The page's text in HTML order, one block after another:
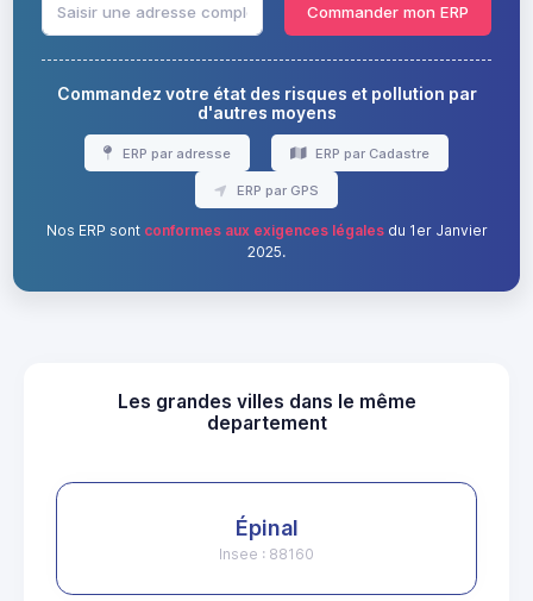
Commander mon ERP
Commandez votre état des risques et pollution par
d'autres moyens
ERP par adresse ERP par Cadastre
ERP par GPS
Nos ERP sont conformes aux exigences légalesdu 1er Janvier
2025.
Les grandes villes dans le même
departement
Épinal
Insee : 88160